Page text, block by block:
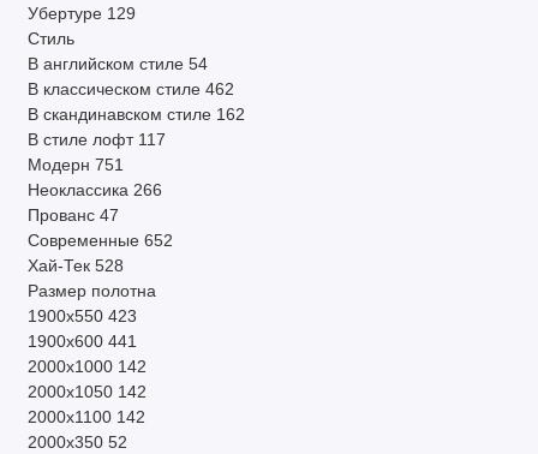
Убертуре 129
Стиль
В английском стиле 54
В классическом стиле 462
В скандинавском стиле 162
В стиле лофт 117
Модерн 751
Неоклассика 266
Прованс 47
Современные 652
Хай-Тек 528
Размер полотна
1900х550 423
1900х600 441
2000х1000 142
2000х1050 142
2000х1100 142
2000х350 52